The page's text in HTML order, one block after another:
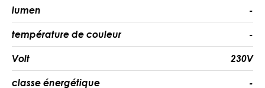
lumen -
température de couleur -
Volt 230V
classe énergétique -